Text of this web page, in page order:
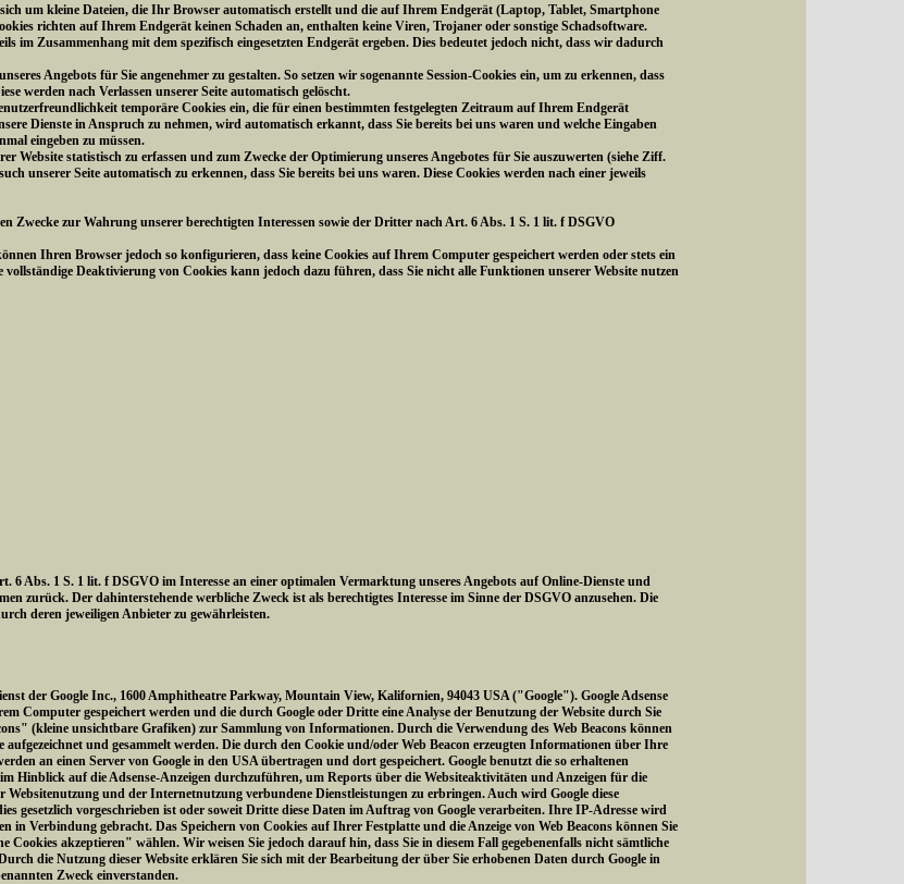
um kleine Dateien, die Ihr Browser automatisch erstellt und die auf Ihrem Endgerät (Laptop, Tablet, Smartphone
richten auf Ihrem Endgerät keinen Schaden an, enthalten keine Viren, Trojaner oder sonstige Schadsoftware.
im Zusammenhang mit dem spezifisch eingesetzten Endgerät ergeben. Dies bedeutet jedoch nicht, dass wir dadurch
Angebots für Sie angenehmer zu gestalten. So setzen wir sogenannte Session-Cookies ein, um zu erkennen, dass
werden nach Verlassen unserer Seite automatisch gelöscht.
temporäre Cookies ein, die für einen bestimmten festgelegten Zeitraum auf Ihrem Endgerät
Dienste in Anspruch zu nehmen, wird automatisch erkannt, dass Sie bereits bei uns waren und welche Eingaben
eingeben zu müssen.
Website statistisch zu erfassen und zum Zwecke der Optimierung unseres Angebotes für Sie auszuwerten (siehe Ziff.
unserer Seite automatisch zu erkennen, dass Sie bereits bei uns waren. Diese Cookies werden nach einer jeweils
Zwecke zur Wahrung unserer berechtigten Interessen sowie der Dritter nach Art. 6 Abs. 1 S. 1 lit. f DSGVO
Ihren Browser jedoch so konfigurieren, dass keine Cookies auf Ihrem Computer gespeichert werden oder stets ein
Deaktivierung von Cookies kann jedoch dazu führen, dass Sie nicht alle Funktionen unserer Website nutzen
6 Abs. 1 S. 1 lit. f DSGVO im Interesse an einer optimalen Vermarktung unseres Angebots auf Online-Dienste und
zurück. Der dahinterstehende werbliche Zweck ist als berechtigtes Interesse im Sinne der DSGVO anzusehen. Die
deren jeweiligen Anbieter zu gewährleisten.
der Google Inc., 1600 Amphitheatre Parkway, Mountain View, Kalifornien, 94043 USA ("Google"). Google Adsense
Computer gespeichert werden und die durch Google oder Dritte eine Analyse der Benutzung der Website durch Sie
(kleine unsichtbare Grafiken) zur Sammlung von Informationen. Durch die Verwendung des Web Beacons können
und gesammelt werden. Die durch den Cookie und/oder Web Beacon erzeugten Informationen über Ihre
an einen Server von Google in den USA übertragen und dort gespeichert. Google benutzt die so erhaltenen
Hinblick auf die Adsense-Anzeigen durchzuführen, um Reports über die Websiteaktivitäten und Anzeigen für die
Websitenutzung und der Internetnutzung verbundene Dienstleistungen zu erbringen. Auch wird Google diese
gesetzlich vorgeschrieben ist oder soweit Dritte diese Daten im Auftrag von Google verarbeiten. Ihre IP-Adresse wird
in Verbindung gebracht. Das Speichern von Cookies auf Ihrer Festplatte und die Anzeige von Web Beacons können Sie
akzeptieren" wählen. Wir weisen Sie jedoch darauf hin, dass Sie in diesem Fall gegebenenfalls nicht sämtliche
die Nutzung dieser Website erklären Sie sich mit der Bearbeitung der über Sie erhobenen Daten durch Google in
Zweck einverstanden.